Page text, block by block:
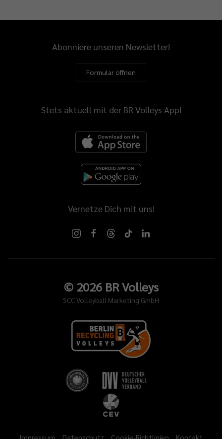
Abonniere unseren Newsletter!
Formular öffnen
Stets aktuell mit der BR Volleys App!
Vernetze Dich mit uns!
© 2026BR Volleys
SCC Volleyball Marketing GmbH